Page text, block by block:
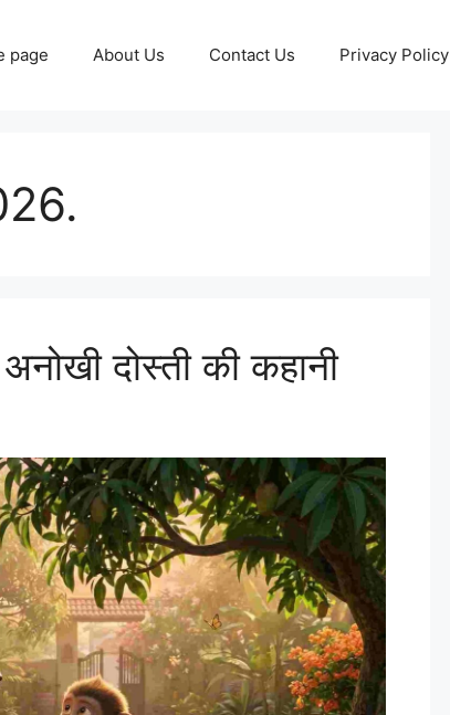
page About Us Contact Us Privacy Policy
दोस्ती की कहानी